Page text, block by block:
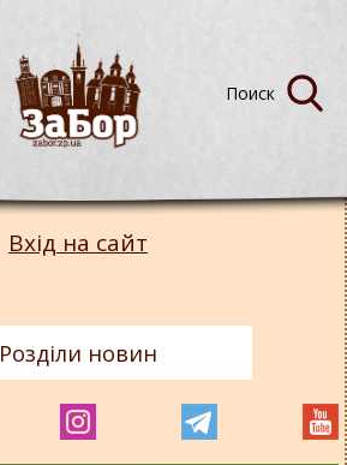
Вхід на сайт
Розділи новин